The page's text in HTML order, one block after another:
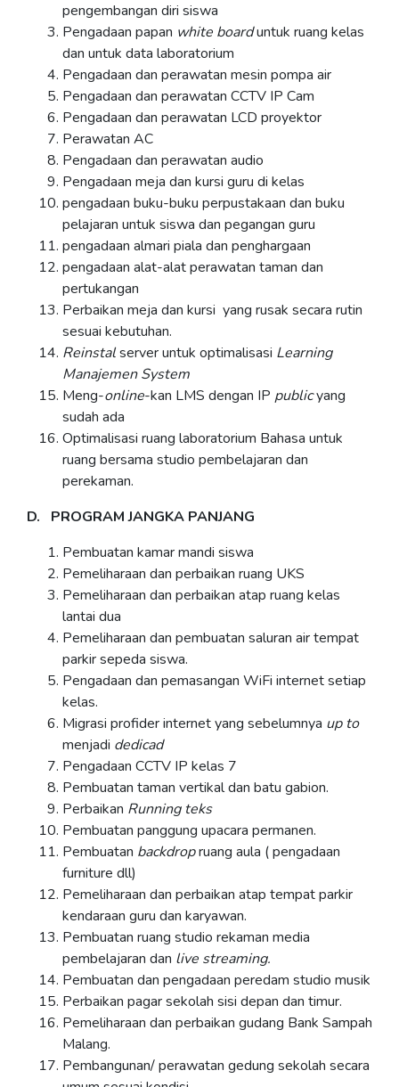
pengembangan diri siswa
Pengadaan papan white boarduntuk ruang kelas
dan untuk data laboratorium
Pengadaan dan perawatan mesin pompa air
Pengadaan dan perawatan CCTV IP Cam
Pengadaan dan perawatan LCD proyektor
Perawatan AC
Pengadaan dan perawatan audio
Pengadaan meja dan kursi guru di kelas
pengadaan buku-buku perpustakaan dan buku
pelajaran untuk siswa dan pegangan guru
pengadaan almari piala dan penghargaan
pengadaan alat-alat perawatan taman dan
pertukangan
Perbaikan meja dan kursi yang rusak secara rutin
sesuai kebutuhan.
Reinstalserver untuk optimalisasi Learning
Manajemen System
Meng-online-kan LMS dengan IP publicyang
sudah ada
Optimalisasi ruang laboratorium Bahasa untuk
ruang bersama studio pembelajaran dan
perekaman.
D. PROGRAM JANGKA PANJANG
Pembuatan kamar mandi siswa
Pemeliharaan dan perbaikan ruang UKS
Pemeliharaan dan perbaikan atap ruang kelas
lantai dua
Pemeliharaan dan pembuatan saluran air tempat
parkir sepeda siswa.
Pengadaan dan pemasangan WiFi internet setiap
kelas.
Migrasi profider internet yang sebelumnya up to
menjadi dedicad
Pengadaan CCTV IP kelas 7
Pembuatan taman vertikal dan batu gabion.
Perbaikan Running teks
Pembuatan panggung upacara permanen.
Pembuatan backdropruang aula ( pengadaan
furniture dll)
Pemeliharaan dan perbaikan atap tempat parkir
kendaraan guru dan karyawan.
Pembuatan ruang studio rekaman media
pembelajaran dan live streaming.
Pembuatan dan pengadaan peredam studio musik
Perbaikan pagar sekolah sisi depan dan timur.
Pemeliharaan dan perbaikan gudang Bank Sampah
Malang.
Pembangunan/ perawatan gedung sekolah secara